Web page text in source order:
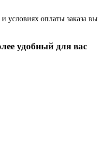
условиях оплаты заказа вы
удобный для вас